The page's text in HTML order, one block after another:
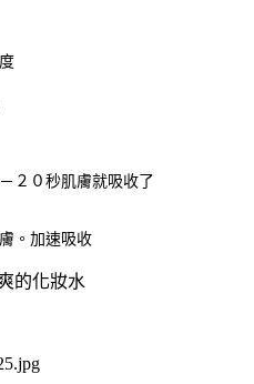
２０秒肌膚就吸收了
。加速吸收
的化妝水